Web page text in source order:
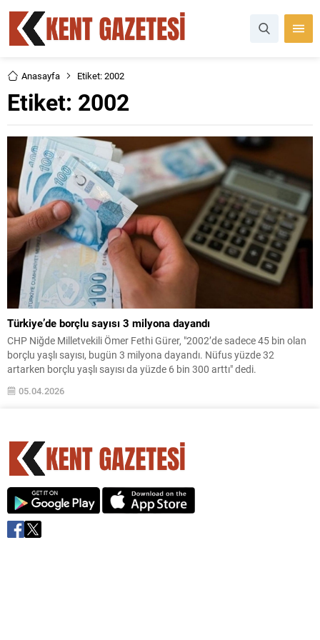
Anasayfa Etiket: 2002
Etiket: 2002
Türkiye’de borçlu sayısı 3 milyona dayandı
CHP Niğde Milletvekili Ömer Fethi Gürer, "2002’de sadece 45 bin olan
borçlu yaşlı sayısı, bugün 3 milyona dayandı. Nüfus yüzde 32
artarken borçlu yaşlı sayısı da yüzde 6 bin 300 arttı" dedi.
05.04.2026